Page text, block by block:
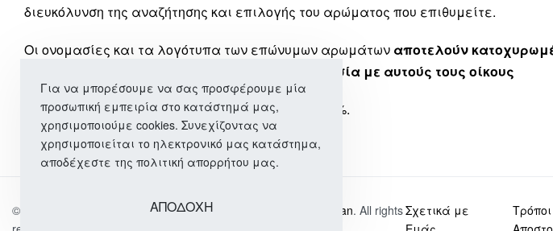
διευκόλυνση της αναζήτησης και επιλογής του αρώματος που επιθυμείτε.
Οι ονομασίες και τα λογότυπα των επώνυμων αρωμάτων αποτελούν
δεν έχει καμία σχέση ή συνεργασία με αυτούς τους οίκους
*** Όλα τα προϊόντα μας περιλαμβάνουν ΦΠΑ 24%.
© 2026 Αρώματα | Γυναικεία & Ανδρική Περιποίηση | Wo-Man. All rightsΣχετικά με
Για να μπορέσουμε να σας προσφέρουμε μία
προσωπική εμπειρία στο κατάστημά μας,
χρησιμοποιούμε cookies. Συνεχίζοντας να
χρησιμοποιείται το ηλεκτρονικό μας κατάστημα,
αποδέχεστε της πολιτική απορρήτου μας.
ΑΠΟΔΟΧΗ